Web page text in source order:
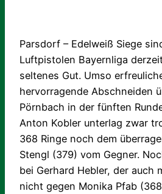
Parsdorf – Edelweiß Siege
Luftpistolen Bayernliga
seltenes Gut. Umso
hervorragende Abschneiden
Pörnbach in der fünften
Anton Kobler unterlag zwar
368 Ringe noch dem
Stengl (379) vom Gegner.
bei Gerhard Hebler, der auch
nicht gegen Monika Pfab